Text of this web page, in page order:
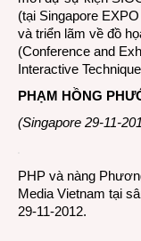
(tại Singapore
và triển lãm về đồ
(Conference and
Interactive
PHẠM HỒNG
(Singapore 29-11-
PHP và nàng
Media Vietnam tại
29-11-2012.